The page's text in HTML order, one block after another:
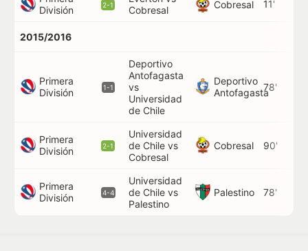
División
2-1
Cobresal
Cobresal 11'
2015/2016
Primera
División
1-1
Deportivo
Antofagasta
vs
Universidad
de Chile
Deportivo
Antofagasta78'
Primera
División
2-1
Universidad
de Chile vs
Cobresal
Cobresal 90'
Primera
División
4-4
Universidad
de Chile vs
Palestino
Palestino 78'